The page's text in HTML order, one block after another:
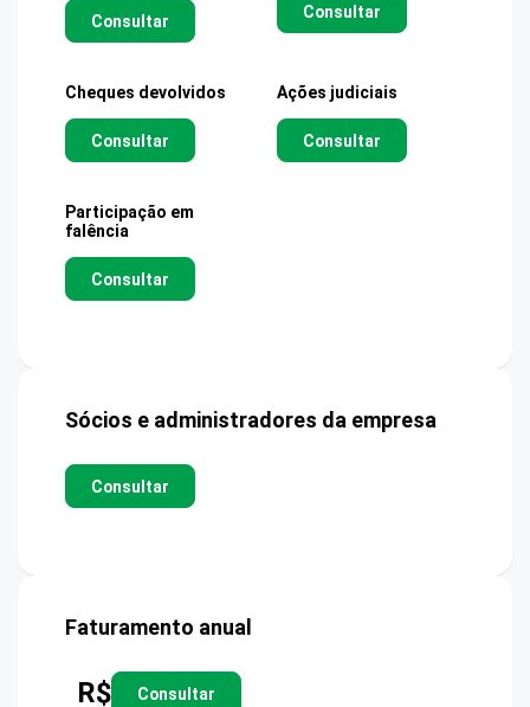
Consultar Consultar
Cheques devolvidos
Consultar
Ações judiciais
Consultar
Participação em
falência
Consultar
Sócios e administradores da empresa
Consultar
Faturamento anual
R$ Consultar